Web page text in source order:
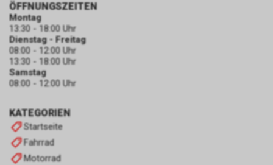
KATEGORIEN
Startseite
Fahrrad
Motorrad
ÖFFNUNGSZEITEN
Montag
13:30 - 18:00 Uhr
Dienstag - Freitag
08:00 - 12:00 Uhr
13:30 - 18:00 Uhr
Samstag
08:00 - 12:00 Uhr